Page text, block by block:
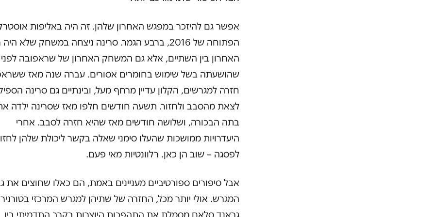
אפשר גם להיזכר במפגש האחרון שלהן. זה היה באליפות
הפתוחה של 2016, ברבע הגמר. סרינה ניצחה במשחק שלא
האחרון בין השתיים, אלא גם המשחק האחרון של שראפובה לפני
שהושעתה בשל שימוש בחומרים אסורים. עברה שנה מאז
חזרה למגרשים, הקלון עדיין מרחף מעל, ובינתיים גם סרינה
לצאת מהסבב ולחזור. תשעה חודשים חלפו מאז שסרינה ילדה
בתה הבכורה, ושלושה חודשים מאז שהיא חזרה לסבב. אחרי
היעדרויות ממושכות שהעלו סימני שאלה בקשר ליכולת שלהן
לפסגה – שוב הן כאן. רלוונטיות מאי פעם.
אבל סיפורים ספורטיביים מעניינים באמת, הם כאלו שחוצים את
המגרש. אולי יותר מכל, החזרה של שתיהן למגרש המרכזי בטורניר